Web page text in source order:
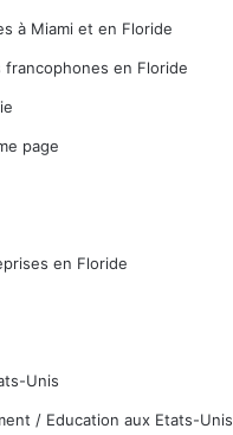
à Miami et en Floride
francophones en Floride
page
en Floride
Unis
/ Education aux Etats-Unis